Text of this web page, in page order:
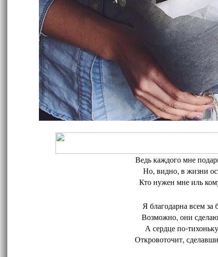
Ведь каждого мне
Но, видно, в жизни
Кто нужен мне иль
Я благодарна всем за
Возможно, они
А сердце по-
Откровоточит,